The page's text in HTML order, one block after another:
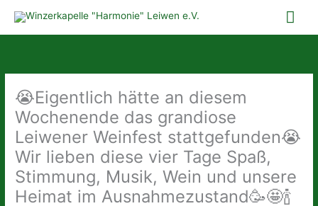
Inhalt
springen
😭Eigentlich hätte an diesem
Wochenende das grandiose
Leiwener Weinfest stattgefunden😭
Wir lieben diese vier Tage Spaß,
Stimmung, Musik, Wein und unsere
Heimat im Ausnahmezustand🥳🤩🍾